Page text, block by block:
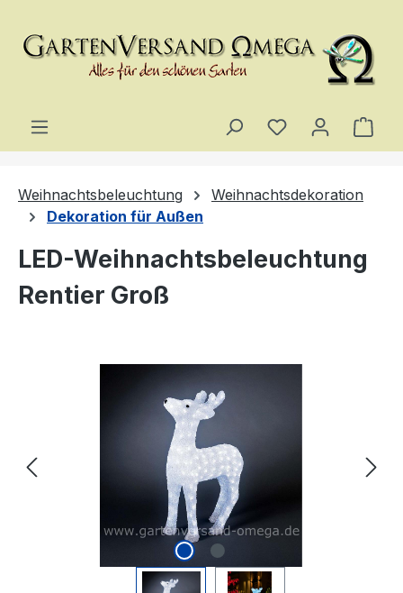
Du hast 0
Weihnachtsbeleuchtung
Weihnachtsdekoration
Dekoration für Außen
LED-Weihnachtsbeleuchtung
Rentier Groß
Bildergalerie überspringen